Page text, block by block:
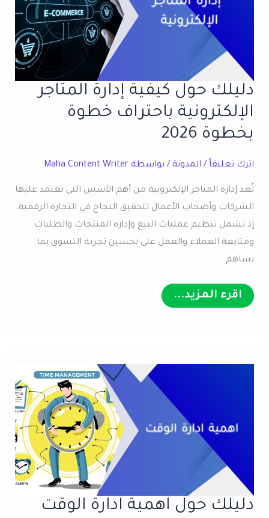
دليلك حول كيفية إدارة المتاجر
الإلكترونية باحتراف خطوة
بخطوة 2026
اترك تعليقاً / المدونة / بواسطة Maha Content Writer
تُعد إدارة المتاجر الإلكترونية من أهم الأسس التي تعتمد عليها
الشركات وأصحاب الأعمال لتحقيق النجاح في التجارة الرقمية،
إذ تشمل تنظيم عمليات البيع وإدارة المنتجات والطلبات
ومتابعة العملاء والعمل على تحسين تجربة التسوق بما
يساهم
دليلك
حول
باحتراف
اقرء المزيد...
دليلك حول اهمية ادارة الوقت